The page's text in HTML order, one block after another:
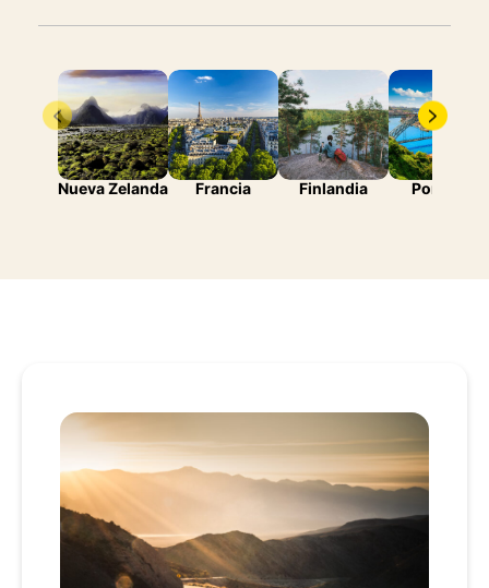
Nueva Zelanda Francia Finlandia Portugal